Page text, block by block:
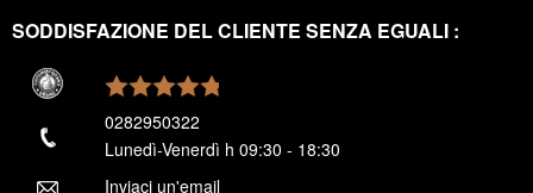
SODDISFAZIONE DEL CLIENTE SENZA EGUALI :
0282950322
Lunedì-Venerdì h 09:30 - 18:30
Inviaci un'email